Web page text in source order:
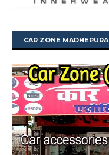
CAR ZONE MADHEPURA